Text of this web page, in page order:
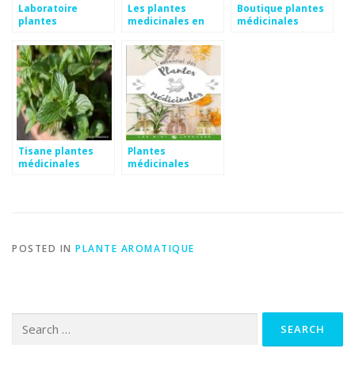
Laboratoire
plantes
Les plantes
medicinales en
Boutique plantes
médicinales
Tisane plantes
médicinales
Plantes
médicinales
POSTED IN PLANTE AROMATIQUE
for: